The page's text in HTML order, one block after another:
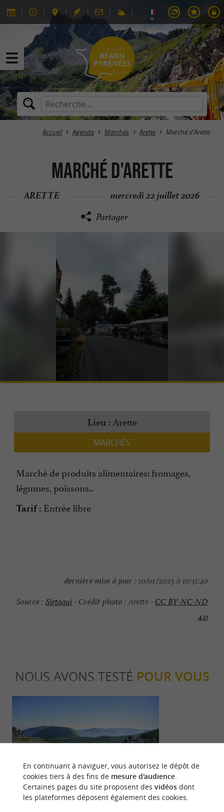
Accueil Agenda Marchés Arette Marché d'Arette
Marché d'Arette
ARETTE mercredi 22 juillet 2026
Partager
Lieu : Arette
MARCHÉS
Marché de produits alimentaires: fromages,
légumes, poissons..
Tarif : Entrée libre
dernière mise à jour : 10/01/2025 à 10:31:40
Source : Sirtaqui-Crédit photo :Arette -CC BY-NC-ND
4.0
NOUS AVONS TESTÉ POUR VOUS
Familiale Sportive
En continuant à naviguer, vous autorisez le dépôt de
cookies tiers à des fins de mesure d'audience.
Certaines pages du site proposent des vidéosdont
les plateformes déposent également des cookies.